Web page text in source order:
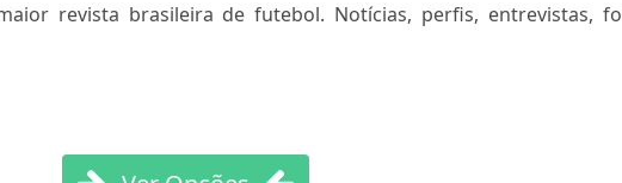
maior revista brasileira de futebol. Notícias, perfis, entrevistas,